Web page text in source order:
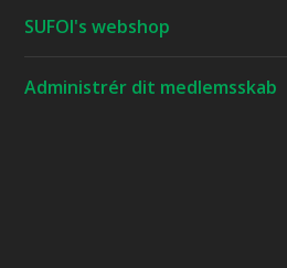
SUFOI's webshop
Administrér dit medlemsskab